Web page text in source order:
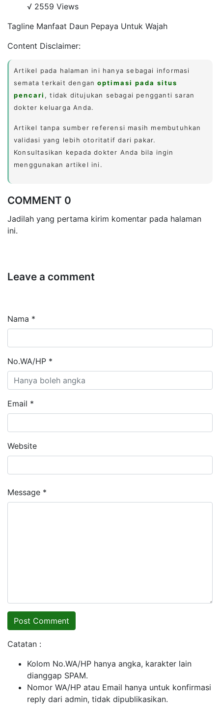
√ 2559 Views
Tagline Manfaat Daun Pepaya Untuk Wajah
Content Disclaimer:
Artikel pada halaman ini hanya sebagai informasi
semata terkait denganoptimasi pada situs
pencari , tidak ditujukan sebagai pengganti saran
dokter keluarga Anda.
Artikel tanpa sumber referensi masih membutuhkan
validasi yang lebih otoritatif dari pakar.
Konsultasikan kepada dokter Anda bila ingin
menggunakan artikel ini.
COMMENT 0
Jadilah yang pertama kirim komentar pada halaman
ini.
Leave a comment
Nama *
No.WA/HP *
Email *
Website
Message *
Catatan :
Kolom No.WA/HP hanya angka, karakter lain
dianggap SPAM.
Nomor WA/HP atau Email hanya untuk konfirmasi
reply dari admin, tidak dipublikasikan.